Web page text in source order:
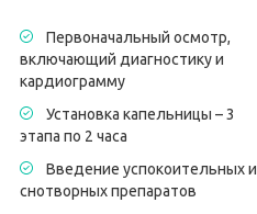
Первоначальный осмотр,
включающий диагностику и
кардиограмму
Установка капельницы – 3
этапа по 2 часа
Введение успокоительных и
снотворных препаратов